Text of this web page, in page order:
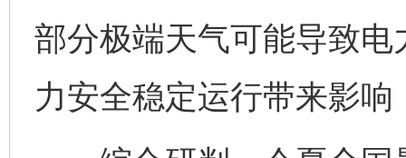
部分极端天气可能导致
力安全稳定运行带来影